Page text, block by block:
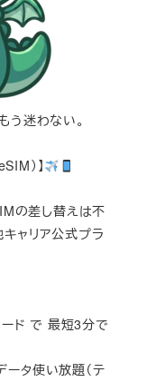
う迷わない。
）】
の差し替えは不
ャリア公式プラ
ード で 最短3分で
タ使い放題（テ